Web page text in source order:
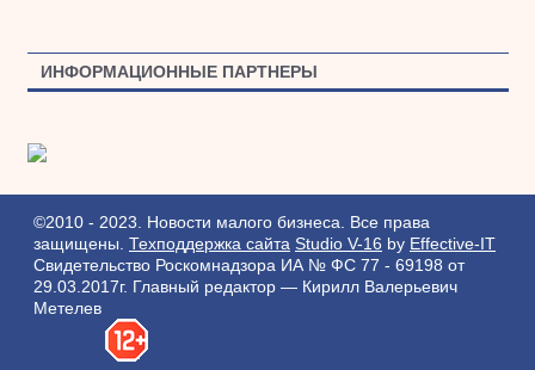
ИНФОРМАЦИОННЫЕ ПАРТНЕРЫ
©2010 - 2023. Новости малого бизнеса. Все права
защищены. Техподдержка сайта Studio V-16 by Effective-IT
Свидетельство Роскомнадзора ИА № ФС 77 - 69198 от
29.03.2017г.